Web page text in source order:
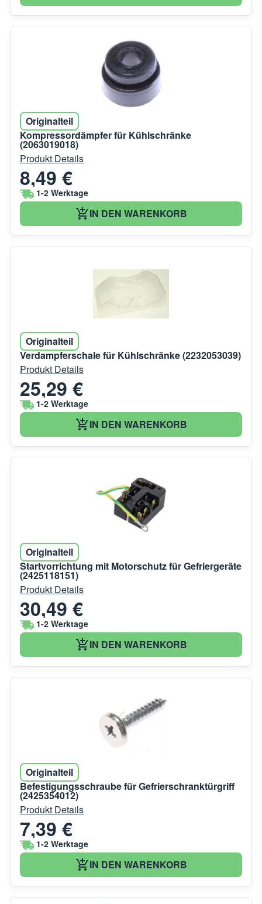
Originalteil
Kompressordämpfer für Kühlschränke
(2063019018)
Produkt Details
8,49 €
1-2 Werktage
IN DEN WARENKORB
Originalteil
Verdampferschale für Kühlschränke (2232053039)
Produkt Details
25,29 €
1-2 Werktage
IN DEN WARENKORB
Originalteil
Startvorrichtung mit Motorschutz für Gefriergeräte
(2425118151)
Produkt Details
30,49 €
1-2 Werktage
IN DEN WARENKORB
Originalteil
Befestigungsschraube für Gefrierschranktürgriff
(2425354012)
Produkt Details
7,39 €
1-2 Werktage
IN DEN WARENKORB